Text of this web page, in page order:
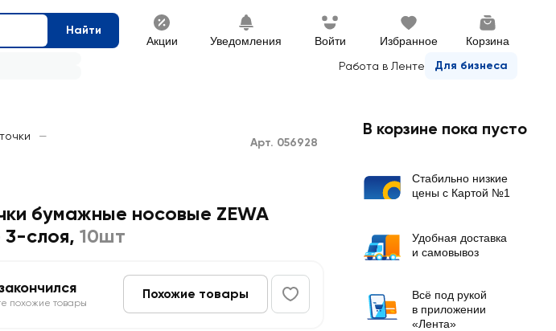
Найти
Акции Уведомления Войти Избранное Корзина
Работа в Ленте Для бизнеса
—
Арт. 056928
бумажные носовые ZEWA
3-слоя, 10шт
похожие товары
Похожие товары
В корзине пока пусто
Стабильно низкие
цены с Картой №1
Удобная доставка
и самовывоз
Всё под рукой
в приложении
«Лента»